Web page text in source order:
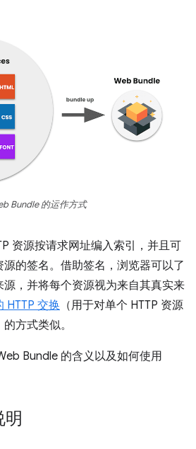
Bundle 的运作方式
资源按请求网址编入索引，并且可
的签名。借助签名，浏览器可以了
，并将每个资源视为来自其真实来
HTTP 交换 （用于对单个 HTTP 资源
方式类似。
Bundle 的含义以及如何使用